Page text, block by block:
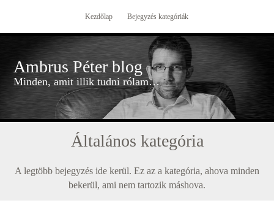
Kezdőlap Bejegyzés kategóriák
Ambrus Péter blog
Minden, amit illik tudni rólam…
Általános kategória
A legtöbb bejegyzés ide kerül. Ez az a kategória, ahova minden
bekerül, ami nem tartozik máshova.